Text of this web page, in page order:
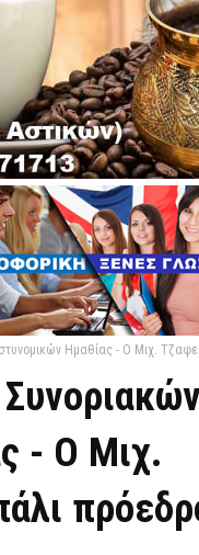
Ημαθίας - Ο Μιχ.
- Ο Μιχ.